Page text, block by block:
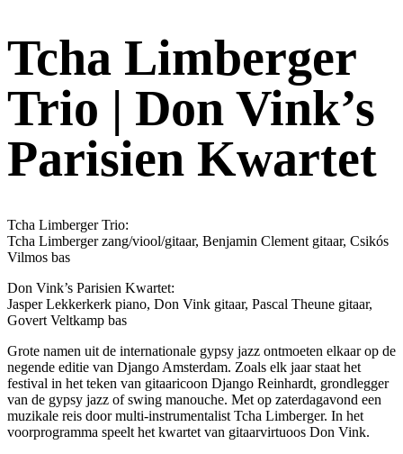
Tcha Limberger
Trio | Don Vink’s
Parisien Kwartet
Tcha Limberger Trio:
Tcha Limberger zang/viool/gitaar, Benjamin Clement gitaar, Csikós
Vilmos bas
Don Vink’s Parisien Kwartet:
Jasper Lekkerkerk piano, Don Vink gitaar, Pascal Theune gitaar,
Govert Veltkamp bas
Grote namen uit de internationale gypsy jazz ontmoeten elkaar op de
negende editie van Django Amsterdam. Zoals elk jaar staat het
festival in het teken van gitaaricoon Django Reinhardt, grondlegger
van de gypsy jazz of swing manouche. Met op zaterdagavond een
muzikale reis door multi-instrumentalist Tcha Limberger. In het
voorprogramma speelt het kwartet van gitaarvirtuoos Don Vink.